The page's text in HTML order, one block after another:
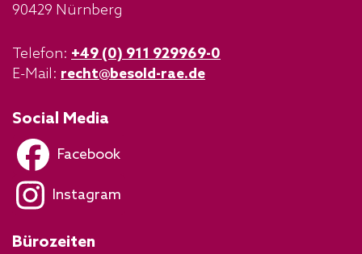
90429 Nürnberg
Telefon: +49 (0) 911 929969-0
E-Mail: recht@besold-rae.de
Social Media
Facebook
Instagram
Bürozeiten